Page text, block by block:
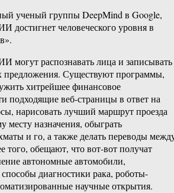
ученый группы DeepMind в Google,
достигнет человеческого уровня в
могут распознавать лица и записывать
предложения. Существуют программы,
хитрейшее финансовое
подходящие веб-страницы в ответ на
нарисовать лучший маршрут проезда
месту назначения, обыграть
и го, а также делать переводы
того, обещают, что вот-вот получат
автономные автомобили,
диагностики рака, роботы-
научные открытия.